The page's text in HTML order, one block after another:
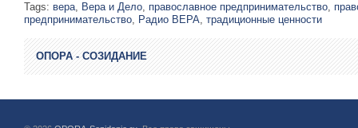
Tags: вера, Вера и Дело, православное предпринимательство,
предпринимательство, Радио ВЕРА, традиционные ценности
ОПОРА - СОЗИДАНИЕ